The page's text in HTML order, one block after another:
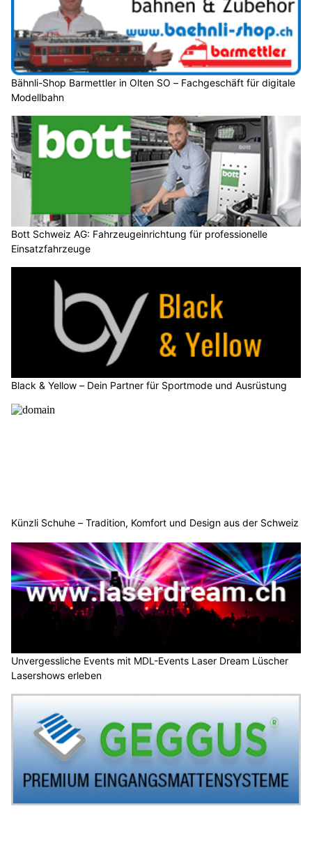
Bähnli-Shop Barmettler in Olten SO – Fachgeschäft für digitale
Modellbahn
Bott Schweiz AG: Fahrzeugeinrichtung für professionelle
Einsatzfahrzeuge
Black & Yellow – Dein Partner für Sportmode und Ausrüstung
Künzli Schuhe – Tradition, Komfort und Design aus der Schweiz
Unvergessliche Events mit MDL-Events Laser Dream Lüscher
Lasershows erleben